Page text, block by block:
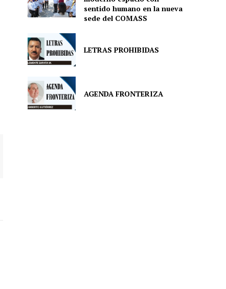
sentido humano en la nueva
sede del COMASS
LETRAS PROHIBIDAS
AGENDA FRONTERIZA